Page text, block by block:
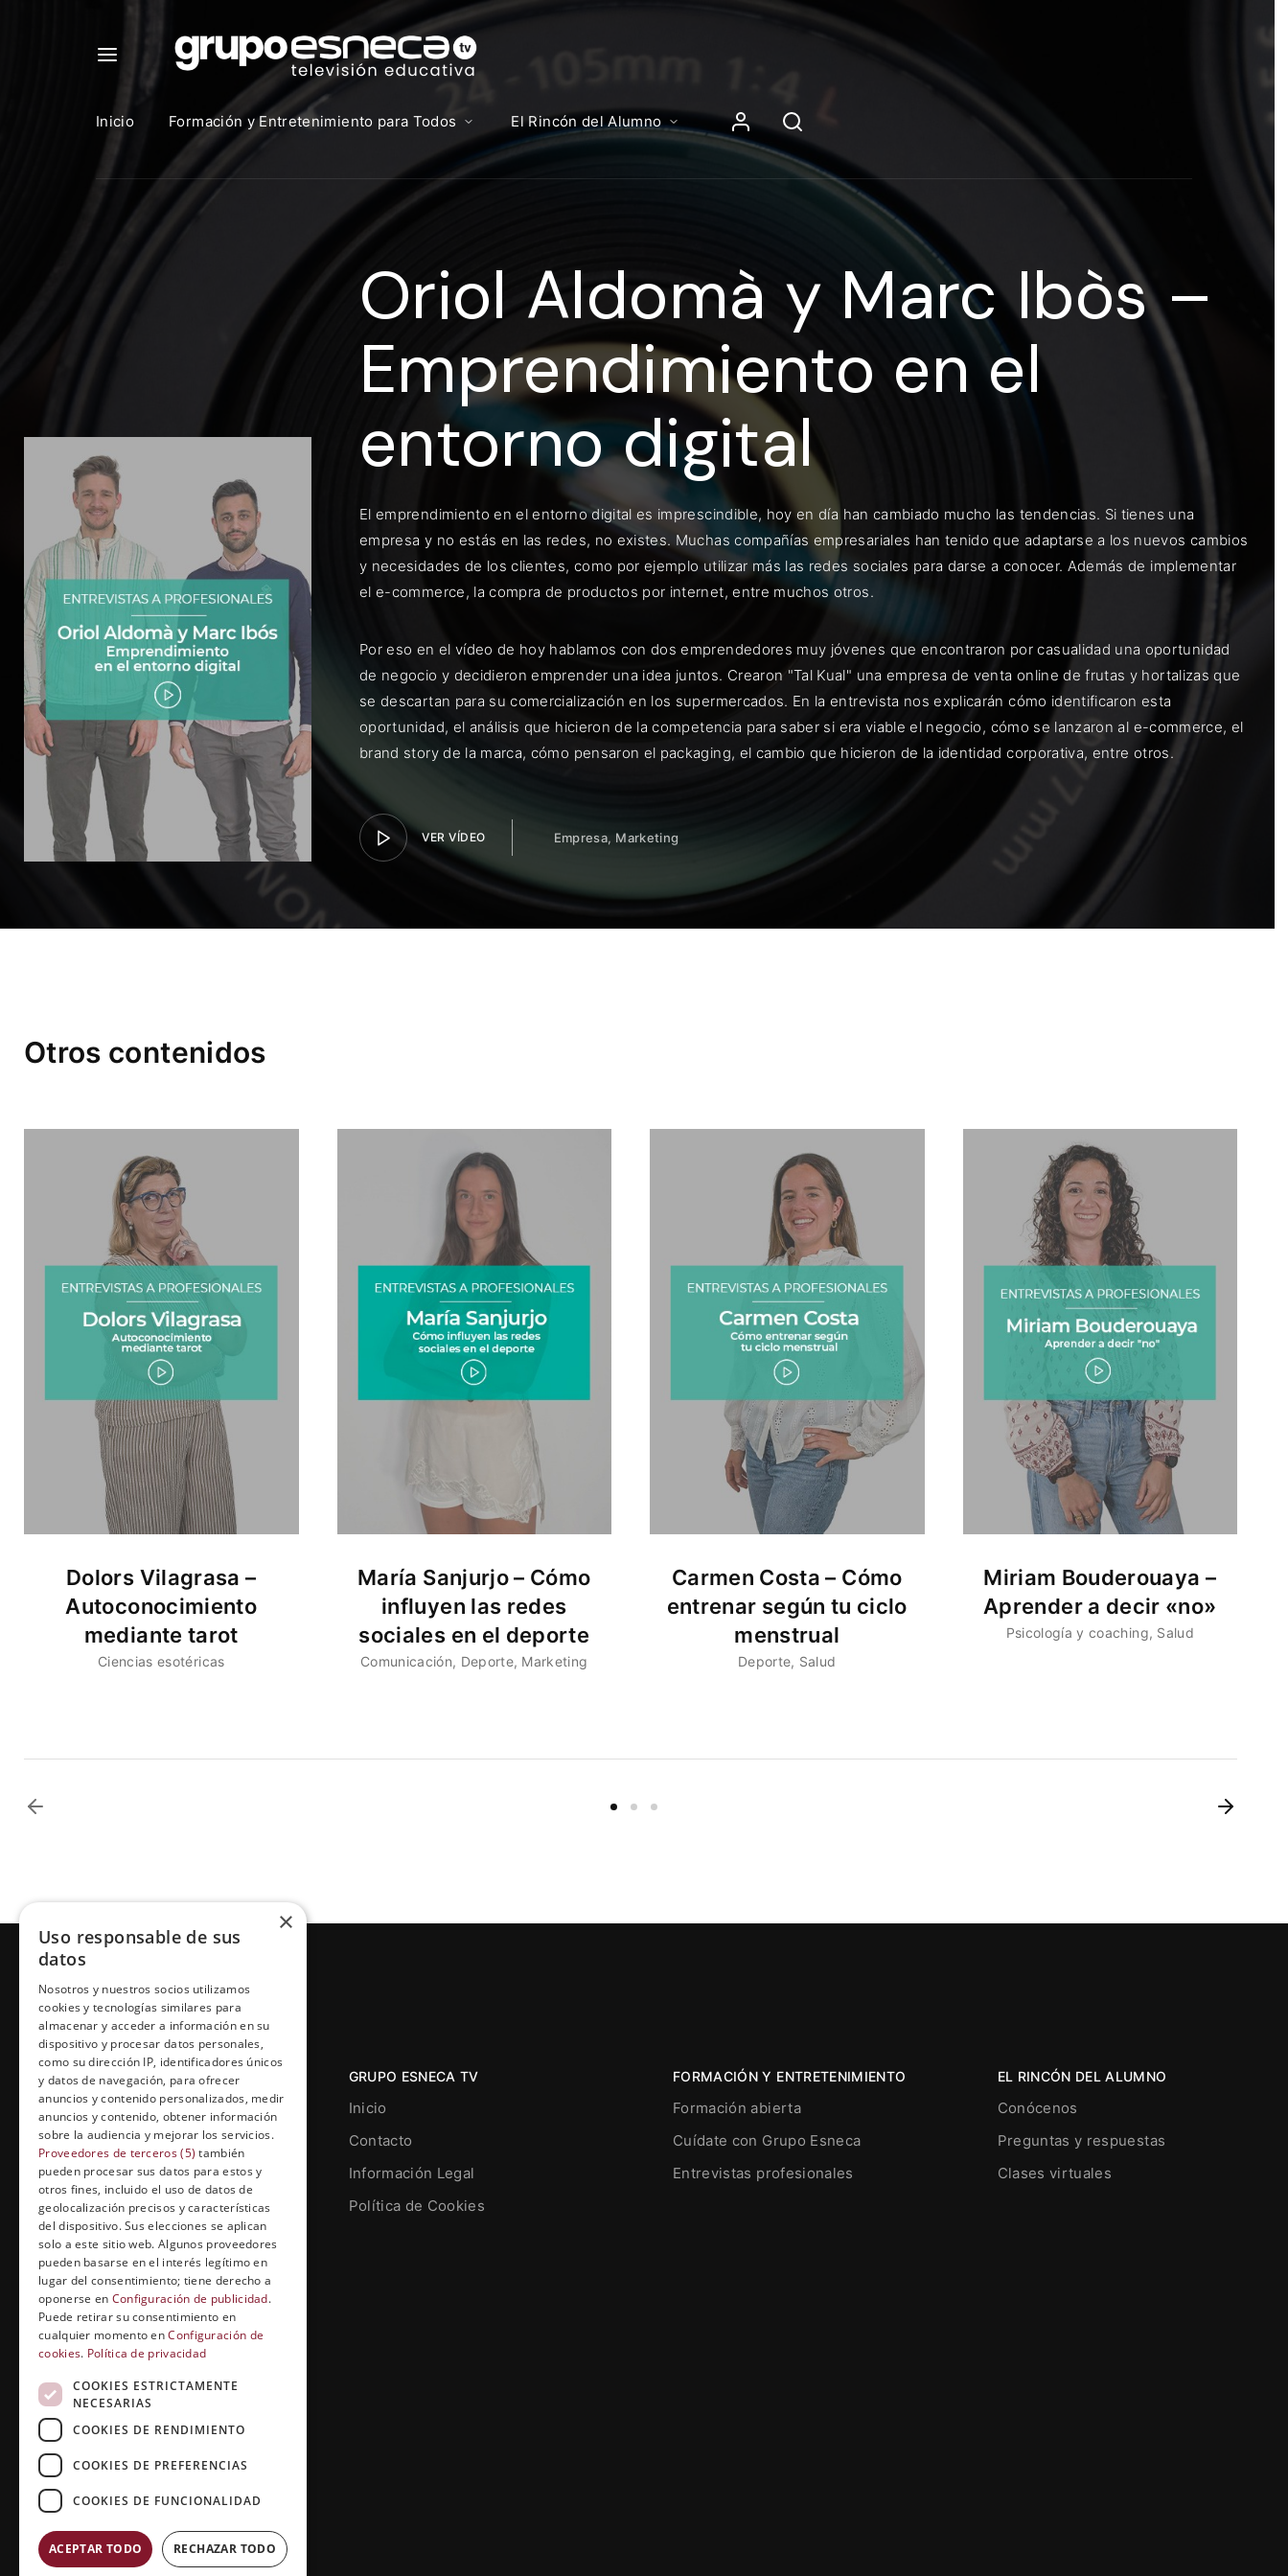
Inicio Formación y Entretenimiento para Todos El Rincón del Alumno
Oriol Aldomà y Marc Ibòs –
Emprendimiento en el
entorno digital
El emprendimiento en el entorno digital es imprescindible, hoy en día han cambiado mucho las tendencias. Si tienes una
empresa y no estás en las redes, no existes. Muchas compañías empresariales han tenido que adaptarse a los nuevos cambios
y necesidades de los clientes, como por ejemplo utilizar más las redes sociales para darse a conocer. Además de implementar
el e-commerce, la compra de productos por internet, entre muchos otros.
Por eso en el vídeo de hoy hablamos con dos emprendedores muy jóvenes que encontraron por casualidad una oportunidad
de negocio y decidieron emprender una idea juntos. Crearon "Tal Kual" una empresa de venta online de frutas y hortalizas que
se descartan para su comercialización en los supermercados. En la entrevista nos explicarán cómo identificaron esta
oportunidad, el análisis que hicieron de la competencia para saber si era viable el negocio, cómo se lanzaron al e-commerce, el
brand story de la marca, cómo pensaron el packaging, el cambio que hicieron de la identidad corporativa, entre otros.
VER VÍDEO Empresa Marketing
Otros contenidos
Dolors Vilagrasa –
Autoconocimiento
mediante tarot
Ciencias esotéricas
María Sanjurjo – Cómo
influyen las redes
sociales en el deporte
Comunicación Deporte Marketing
Carmen Costa – Cómo
entrenar según tu ciclo
menstrual
Deporte Salud
Miriam Bouderouaya –
Aprender a decir «no»
Psicología y coaching Salud
Grupo Esneca TV
Calle Prat de la Riba, 22, Entresuelo
(local 5)
25004, Lleida. España
contenidos@grupoesneca.tv
GRUPO ESNECA TV
Inicio
Contacto
Información Legal
Política de Cookies
FORMACIÓN Y ENTRETENIMIENTO
Formación abierta
Cuídate con Grupo Esneca
Entrevistas profesionales
EL RINCÓN DEL ALUMNO
Conócenos
Preguntas y respuestas
Clases virtuales
Contenidos, programas y recursos educativos de Grupo Esneca TV
Iniciar Sesión
Para iniciar sesión debes introducir el mismo usuario y contraseña
https://elcampusonline.com
Dirección de correo electrónico
ENTRAR
×
Uso responsable de sus
datos
Nosotros y nuestros socios utilizamos
cookies y tecnologías similares para
almacenar y acceder a información en su
dispositivo y procesar datos personales,
como su dirección IP, identificadores únicos
y datos de navegación, para ofrecer
anuncios y contenido personalizados, medir
anuncios y contenido, obtener información
sobre la audiencia y mejorar los servicios.
Proveedores de terceros (5) también
pueden procesar sus datos para estos y
otros fines, incluido el uso de datos de
geolocalización precisos y características
del dispositivo. Sus elecciones se aplican
solo a este sitio web. Algunos proveedores
pueden basarse en el interés legítimo en
lugar del consentimiento; tiene derecho a
oponerse en Configuración de publicidad.
Puede retirar su consentimiento en
cualquier momento enConfiguración de
cookies. Política de privacidad
COOKIES ESTRICTAMENTE
NECESARIAS
COOKIES DE RENDIMIENTO
COOKIES DE PREFERENCIAS
COOKIES DE FUNCIONALIDAD
ACEPTAR TODO RECHAZAR TODO